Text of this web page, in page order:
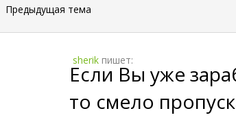
Предыдущая тема
sherik пишет:
Если Вы уже
то смело